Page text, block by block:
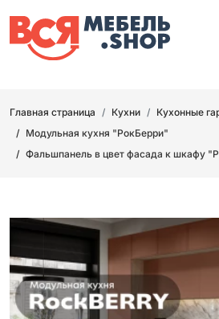
Главная страница Кухни
Кухонные
Модульная кухня "РокБерри"
Фальшпанель в цвет фасада к шкафу